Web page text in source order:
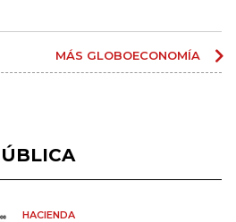
MÁS GLOBOECONOMÍA
HACIENDA